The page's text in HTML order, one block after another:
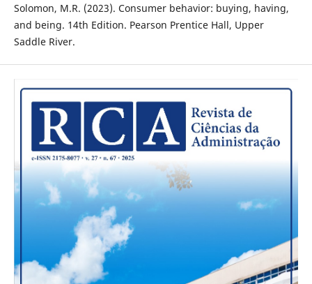
Solomon, M.R. (2023). Consumer behavior: buying, having,
and being. 14th Edition. Pearson Prentice Hall, Upper
Saddle River.